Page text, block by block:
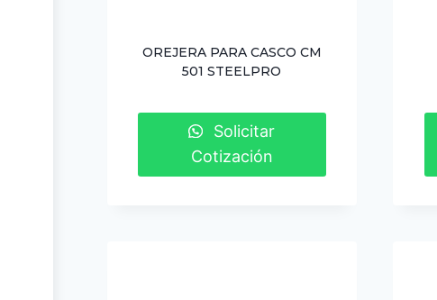
OREJERA PARA CASCO CM
501 STEELPRO
Solicitar
Cotización